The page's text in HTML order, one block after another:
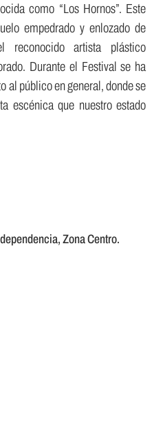
como “Los Hornos”. Este
empedrado y enlozado de
reconocido artista plástico
Durante el Festival se ha
al público en general, donde se
escénica que nuestro estado
Zona Centro.